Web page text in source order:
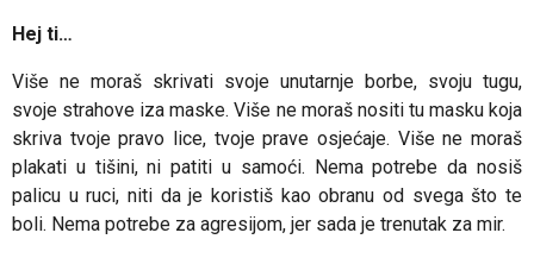
Hej ti…
Više ne moraš skrivati ​​svoje unutarnje borbe, svoju tugu,
svoje strahove iza maske. Više ne moraš nositi tu masku koja
skriva tvoje pravo lice, tvoje prave osjećaje. Više ne moraš
plakati u tišini, ni patiti u samoći. Nema potrebe da nosiš
palicu u ruci, niti da je koristiš kao obranu od svega što te
boli. Nema potrebe za agresijom, jer sada je trenutak za mir.